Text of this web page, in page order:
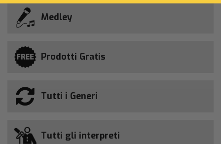
Medley
Prodotti Gratis
Tutti i Generi
Tutti gli interpreti